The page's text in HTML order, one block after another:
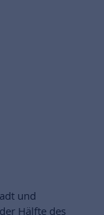
und
Hälfte des